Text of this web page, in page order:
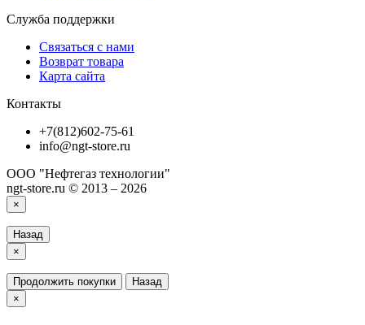
Служба поддержки
Связаться с нами
Возврат товара
Карта сайта
Контакты
+7(812)602-75-61
info@ngt-store.ru
ООО "Нефтегаз технологии"
ngt-store.ru © 2013 – 2026
×
Назад
×
Продолжить покупки
Назад
×